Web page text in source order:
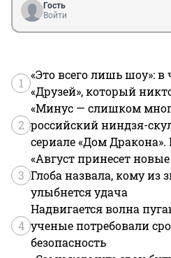
Гость
Войти
1
«Это всего лишь шоу»: в
«Друзей», который
2
«Минус — слишком
российский ниндзя-
сериале «Дом Дракона».
3
«Август принесет
Глоба назвала, кому из
улыбнется удача
4
Надвигается волна
ученые потребовали
безопасность